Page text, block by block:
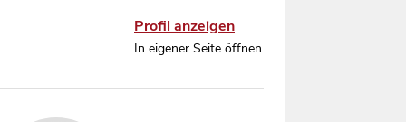
Profil anzeigen
In eigener Seite öffnen